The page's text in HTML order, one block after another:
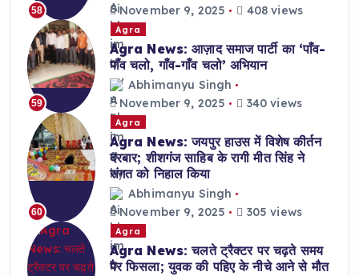
58
November 9, 2025
408 views
59
Agra
Agra News: आज़ाद समाज पार्टी का ‘पाँव-
पाँव चलो, गाँव-गाँव चलो’ अभियान
Abhimanyu Singh
November 9, 2025
340 views
60
Agra
Agra News: जयपुर हाउस में विशेष कीर्तन
दरबार; शीशगंज साहिब के रागी मीत सिंह ने
संगत को निहाल किया
Abhimanyu Singh
November 9, 2025
305 views
Agra
Agra News: चलते ट्रैक्टर पर चढ़ते समय
पैर फिसला; युवक की पहिए के नीचे आने से मौत